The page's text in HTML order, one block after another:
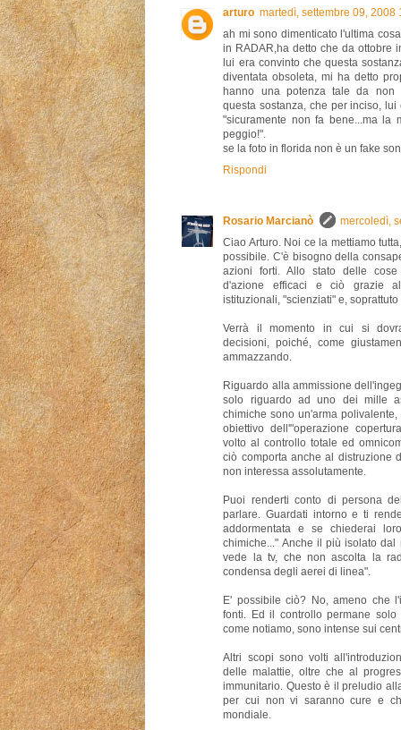
arturo martedì, settembre 09, 2008
ah mi sono dimenticato l'ultima
in RADAR,ha detto che da ottobre
lui era convinto che questa
diventata obsoleta, mi ha detto
hanno una potenza tale da non
questa sostanza, che per inciso,
"sicuramente non fa bene...ma la
peggio!".
se la foto in florida non è un fake
Rispondi
Rosario Marcianò
mercoledì,
Ciao Arturo. Noi ce la mettiamo
possibile. C'è bisogno della
azioni forti. Allo stato delle
d'azione efficaci e ciò grazie
istituzionali, "scienziati" e,
Verrà il momento in cui si
decisioni, poiché, come
ammazzando.
Riguardo alla ammissione
solo riguardo ad uno dei mille
chimiche sono un'arma
obiettivo dell'"operazione
volto al controllo totale ed
ciò comporta anche al distruzione
non interessa assolutamente.
Puoi renderti conto di persona
parlare. Guardati intorno e ti
addormentata e se chiederai
chimiche..." Anche il più isolato
vede la tv, che non ascolta la
condensa degli aerei di linea".
E' possibile ciò? No, ameno che
fonti. Ed il controllo permane
come notiamo, sono intense sui
Altri scopi sono volti
delle malattie, oltre che al
immunitario. Questo è il preludio
per cui non vi saranno cure e
mondiale.